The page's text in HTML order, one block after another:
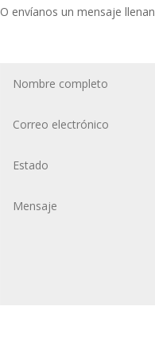
O envíanos un mensaje